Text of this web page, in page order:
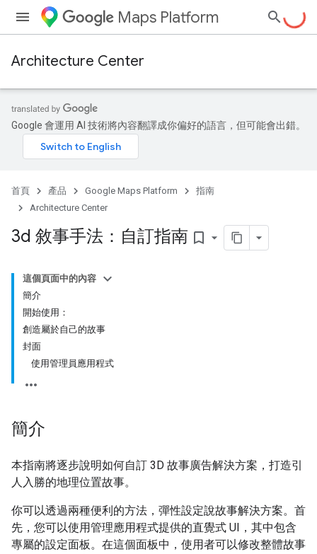
Maps Platform
Architecture Center
Google 會運用 AI 技術將內容翻譯成你偏好的語言，但可能會出錯。
首頁 產品 Google Maps Platform
指南
Architecture Center
3d 敘事手法：自訂指南 bookmark_border
這個頁面中的內容
簡介
開始使用：
創造屬於自己的故事
封面
使用管理員應用程式
簡介
本指南將逐步說明如何自訂 3D 故事廣告解決方案，打造引
人入勝的地理位置故事。
你可以透過兩種便利的方法，彈性設定說故事解決方案。首
先，您可以使用管理應用程式提供的直覺式 UI，其中包含
專屬的設定面板。在這個面板中，使用者可以修改整體故事